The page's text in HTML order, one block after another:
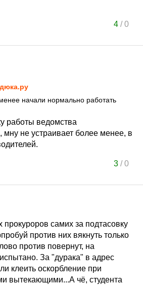
4/0
начали нормально работать
работы ведомства
не устраивает более менее, в
3/0
прокуроров самих за подтасовку
против них вякнуть только
против повернут, на
За "дурака" в адрес
клеить оскорбление при
вытекающими...А чё, студента